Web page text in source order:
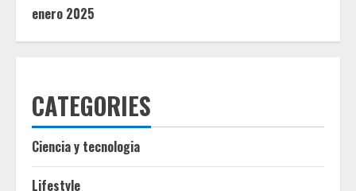
enero 2025
CATEGORIES
Ciencia y tecnologia
Lifestyle